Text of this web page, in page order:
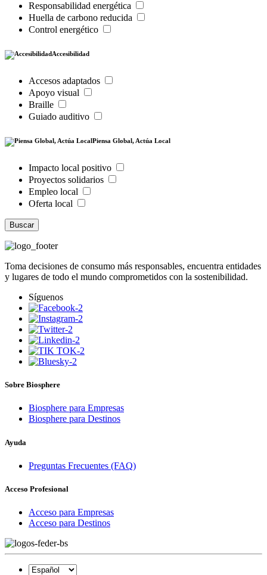
Responsabilidad energética
Huella de carbono reducida
Control energético
Accesibilidad
Accesos adaptados
Apoyo visual
Braille
Guiado auditivo
Piensa Global, Actúa Local
Impacto local positivo
Proyectos solidarios
Empleo local
Oferta local
Buscar
Toma decisiones de consumo más responsables, encuentra entidades
y lugares de todo el mundo comprometidos con la sostenibilidad.
Síguenos
Sobre Biosphere
Biosphere para Empresas
Biosphere para Destinos
Ayuda
Preguntas Frecuentes (FAQ)
Acceso Profesional
Acceso para Empresas
Acceso para Destinos